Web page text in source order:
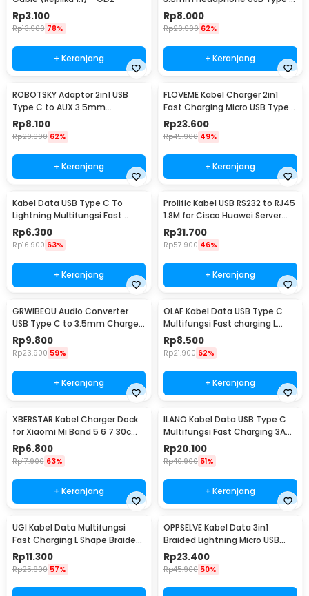
Rp3.100
Rp13.900 78%
+ Keranjang
- W1O33
Rp8.000
Rp20.900 62%
+ Keranjang
ROBOTSKY Adaptor 2in1 USB
Type C to AUX 3.5mm
Headphone and USB Type C -
S-K06
Rp8.100
Rp20.900 62%
+ Keranjang
FLOVEME Kabel Charger 2in1
Fast Charging Micro USB Type
C 14W 1.2M - B00626
Rp23.600
Rp45.900 49%
+ Keranjang
Kabel Data USB Type C To
Lightning Multifungsi Fast
Charging 5V 2A 1M - 1636
Rp6.300
Rp16.900 63%
+ Keranjang
Prolific Kabel USB RS232 to RJ45
1.8M for Cisco Huawei Server
Router - PL2303RA
Rp31.700
Rp57.900 46%
+ Keranjang
GRWIBEOU Audio Converter
USB Type C to 3.5mm Charger
Port - GR35C
Rp9.800
Rp23.900 59%
+ Keranjang
OLAF Kabel Data USB Type C
Multifungsi Fast charging L
Shape 5A 1M - OL01
Rp8.500
Rp21.900 62%
+ Keranjang
XBERSTAR Kabel Charger Dock
for Xiaomi Mi Band 5 6 7 30cm
- EDCS300
Rp6.800
Rp17.900 63%
+ Keranjang
ILANO Kabel Data USB Type C
Multifungsi Fast Charging 3A
60W 1.2M - ILC3
Rp20.100
Rp40.900 51%
+ Keranjang
UGI Kabel Data Multifungsi
Fast Charging L Shape Braided
2A 2M USB Type C - W-009
Rp11.300
Rp25.900 57%
OPPSELVE Kabel Data 3in1
Braided Lightning Micro USB
Type C 5V 6A 1.2M - OP142
Rp23.400
Rp45.900 50%